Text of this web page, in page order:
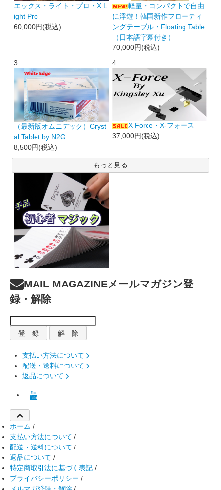
エックス・ライト・プロ・X L
ight Pro
60,000円(税込)
軽量・コンパクトで自由
に浮遊！韓国新作フローティ
ングテーブル・Floating Table
（日本語字幕付き）
70,000円(税込)
3
（最新版オムニデック）Cryst
al Tablet by N2G
8,500円(税込)
4
X Force・X-フォース
37,000円(税込)
もっと見る
MAIL MAGAZINEメールマガジン登
録・解除
支払い方法について
配送・送料について
返品について
ホーム /
支払い方法について /
配送・送料について /
返品について /
特定商取引法に基づく表記 /
プライバシーポリシー /